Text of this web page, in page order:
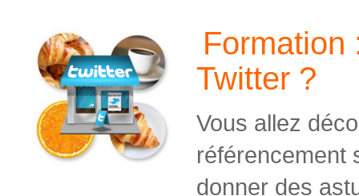
Formation
Twitter ?
Vous allez
référencement
donner des